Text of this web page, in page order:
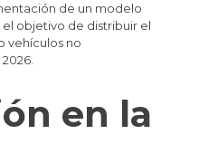
de un modelo
objetivo de distribuir el
vehículos no
en la